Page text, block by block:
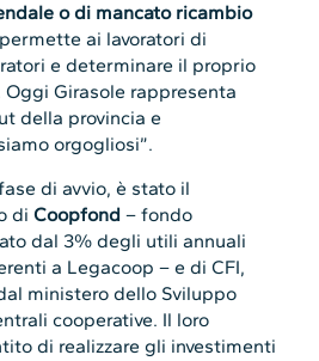
o di mancato ricambio
ai lavoratori di
e determinare il proprio
Girasole rappresenta
della provincia e
orgogliosi”.
di avvio, è stato il
diCoopfond – fondo
dal 3% degli utili annuali
a Legacoop – e di CFI,
ministero dello Sviluppo
cooperative. Il loro
di realizzare gli investimenti